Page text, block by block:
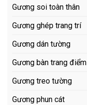
Gương soi toàn thân
Gương ghép trang trí
Gương dán tường
Gương bàn trang điểm
Gương treo tường
Gương phun cát